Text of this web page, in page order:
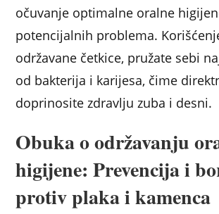
očuvanje optimalne oralne
potencijalnih problema.
održavane četkice, pružate sebi
od bakterija i karijesa, čime
doprinosite zdravlju zuba i desni.
Obuka o održavanju
higijene: Prevencija i
protiv plaka i kamenca